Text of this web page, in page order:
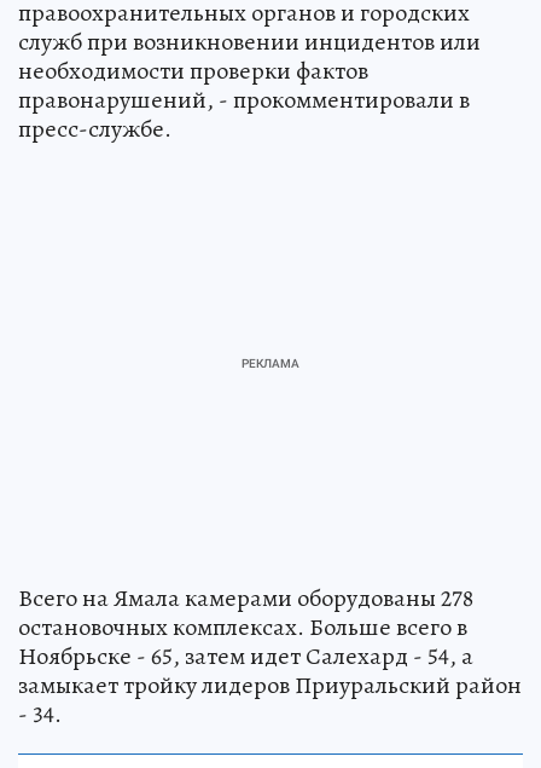
правоохранительных органов и городских
служб при возникновении инцидентов или
необходимости проверки фактов
правонарушений, - прокомментировали в
пресс-службе.
Всего на Ямала камерами оборудованы 278
остановочных комплексах. Больше всего в
Ноябрьске - 65, затем идет Салехард - 54, а
замыкает тройку лидеров Приуральский район
- 34.